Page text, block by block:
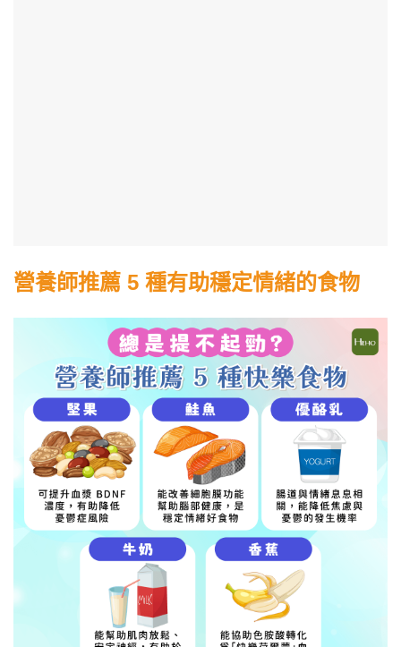
營養師推薦 5 種有助穩定情緒的食物